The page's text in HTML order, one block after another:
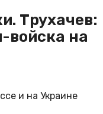
Трухачев:
войска на
и на Украине